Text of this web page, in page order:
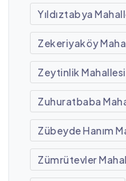
Yıldıztabya
Zekeriyaköy
Zeytinlik Mahallesi
Zuhuratbaba
Zübeyde Hanım
Zümrütevler